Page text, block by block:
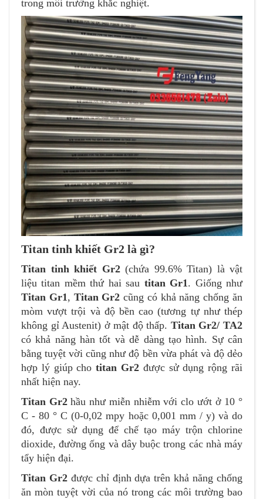
trong môi trường khắc nghiệt.
Titan tinh khiết Gr2 là gì?
Titan tinh khiết Gr2(chứa 99.6% Titan) là vật
liệu titan mềm thứ hai sau titan Gr1 . Giống như
Titan Gr1 , Titan Gr2 cũng có khả năng chống ăn
mòm vượt trội và độ bền cao (tương tự như thép
không gỉ Austenit) ở mật độ thấp. Titan Gr2/ TA2
có khả năng hàn tốt và dễ dàng tạo hình. Sự cân
bằng tuyệt vời cũng như độ bền vừa phát và độ dẻo
hợp lý giúp chotitan Gr2 được sử dụng rộng rãi
nhất hiện nay.
Titan Gr2hầu như miễn nhiễm với clo ướt ở 10 °
C - 80 ° C (0-0,02 mpy hoặc 0,001 mm / y) và do
đó, được sử dụng để chế tạo máy trộn chlorine
dioxide, đường ống và dây buộc trong các nhà máy
tẩy hiện đại.
Titan Gr2 được chỉ định dựa trên khả năng chống
ăn mòn tuyệt vời của nó trong các môi trường bao